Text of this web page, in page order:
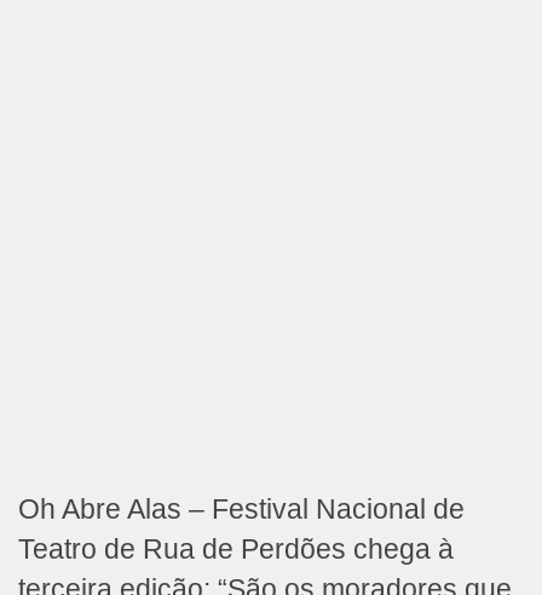
Oh Abre Alas – Festival Nacional de
Teatro de Rua de Perdões chega à